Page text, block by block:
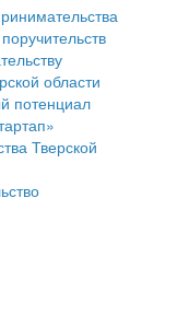
малого и
малого и
области
потенциал
Тверской